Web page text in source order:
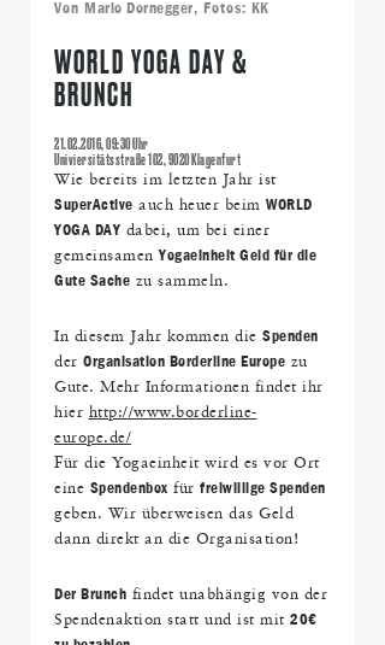
Von Mario Dornegger, Fotos: KK
WORLD YOGA DAY &
BRUNCH
21.02.2016, 09:30 Uhr
Univiersitätsstraße 102, 9020 Klagenfurt
Wie bereits im letzten Jahr ist
SuperActive auch heuer beim WORLD
YOGA DAY dabei, um bei einer
gemeinsamen Yogaeinheit Geld für die
Gute Sache zu sammeln.
In diesem Jahr kommen die Spenden
der Organisation Borderline Europe zu
Gute. Mehr Informationen findet ihr
hier http://www.borderline-
europe.de/
Für die Yogaeinheit wird es vor Ort
eine Spendenbox für freiwillige Spenden
geben. Wir überweisen das Geld
dann direkt an die Organisation!
Der Brunch findet unabhängig von der
Spendenaktion statt und ist mit 20€